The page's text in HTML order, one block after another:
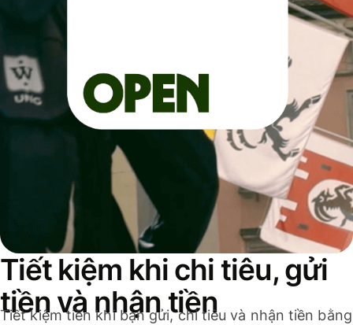
Tiết kiệm khi chi tiêu, gửi
tiền và nhận tiền
Tiết kiệm tiền khi bạn gửi, chi tiêu và nhận tiền bằng